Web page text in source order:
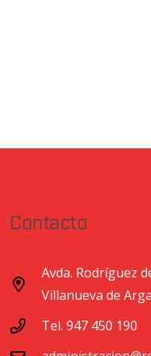
Contacto
Avda. Rodríguez
Villanueva de
Tel. 947 450 190